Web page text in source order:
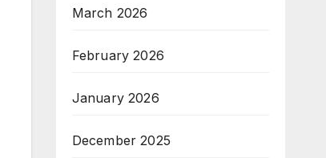
March 2026
February 2026
January 2026
December 2025